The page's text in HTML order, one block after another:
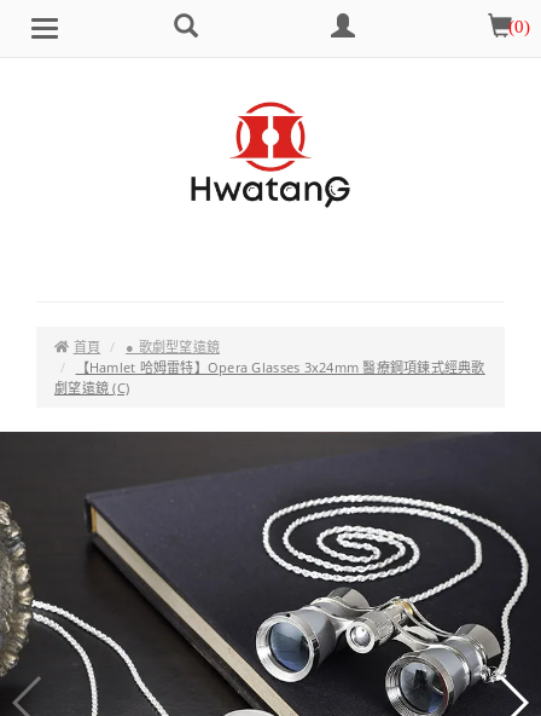
選
搜
會
員
中
購
物
車
(0)
首頁
● 歌劇型望遠鏡
【Hamlet 哈姆雷特】Opera Glasses 3x24mm 醫療鋼項鍊式經典歌
劇望遠鏡 (C)